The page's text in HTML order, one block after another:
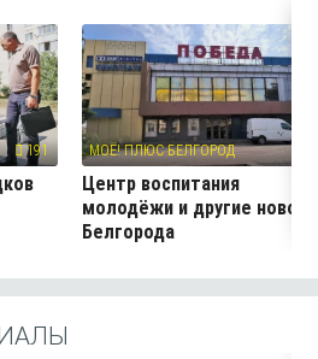
191 МОЁ! ПЛЮС БЕЛГОРОД
Центр воспитания
молодёжи и другие
Белгорода